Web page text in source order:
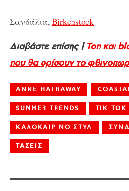
Σανδάλια,Birkenstock
Διαβάστε επίσης | Τοπ και
που θα ορίσουν το
ANNE HATHAWAY
SUMMER TRENDS TIK TOK
ΚΑΛΟΚΑΙΡΙΝΟ ΣΤΥΛ
ΤΑΣΕΙΣ